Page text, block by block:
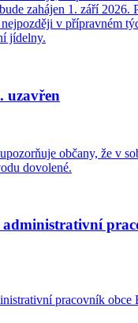
zahájen 1. září 2026.
v přípravném
jídelny.
uzavřen
občany, že v
dovolené.
administrativní
pracovník obce